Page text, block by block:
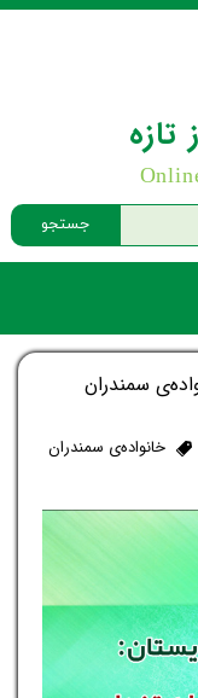
جستجو
تازه
سمندران
خانواده‌ی سمندران